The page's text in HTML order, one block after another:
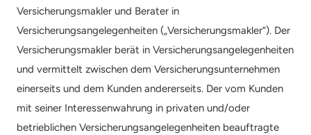
Versicherungsmakler und Berater in
Versicherungsangelegenheiten („Versicherungsmakler“). Der
Versicherungsmakler berät in Versicherungsangelegenheiten
und vermittelt zwischen dem Versicherungsunternehmen
einerseits und dem Kunden andererseits. Der vom Kunden
mit seiner Interessenwahrung in privaten und/oder
betrieblichen Versicherungsangelegenheiten beauftragte